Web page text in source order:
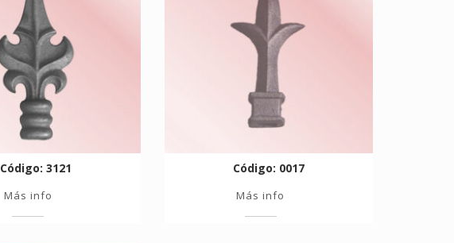
Código: 3121
Más info
Código: 0017
Más info